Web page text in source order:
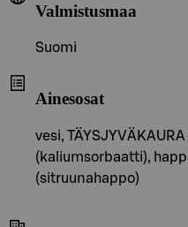
Valmistusmaa
Suomi
Ainesosat
vesi,
(kaliumsorbaatti),
(sitruunahappo)